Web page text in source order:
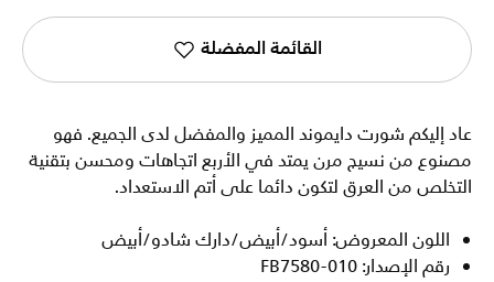
القائمة المفضلة
عاد إليكم شورت دايموند المميز والمفضل لدى الجميع. فهو
مصنوع من نسيج مرن يمتد في الأربع اتجاهات ومحسن بتقنية
التخلص من العرق لتكون دائما على أتم الاستعداد.
اللون المعروض: أسود/أبيض/دارك شادو/أبيض
رقم الإصدار: FB7580-010